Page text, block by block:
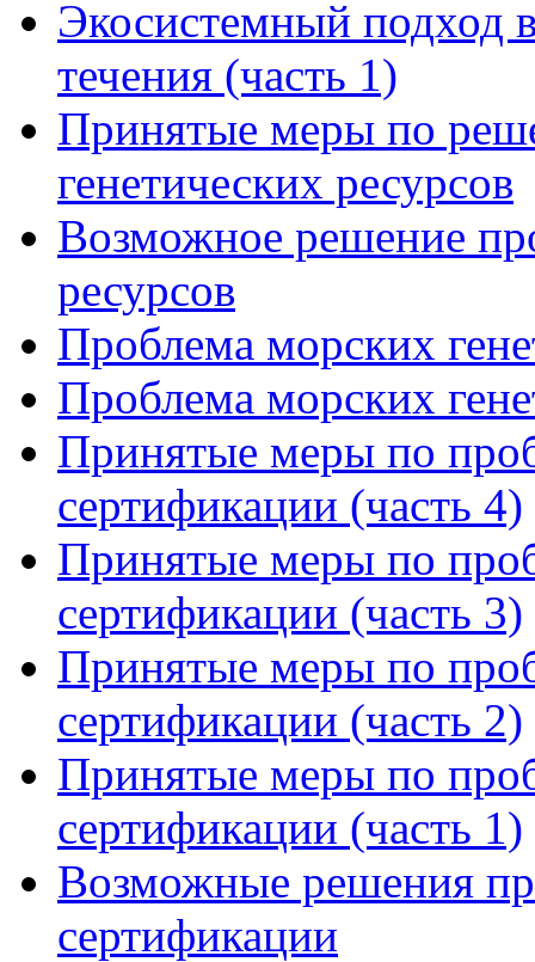
Экосистемный подход
течения (часть 1)
Принятые меры по
генетических ресурсов
Возможное решение
ресурсов
Проблема морских
Проблема морских
Принятые меры по
сертификации (часть 4)
Принятые меры по
сертификации (часть 3)
Принятые меры по
сертификации (часть 2)
Принятые меры по
сертификации (часть 1)
Возможные решения
сертификации